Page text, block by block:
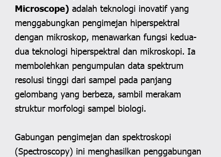
Microscope) adalah teknologi inovatif yang
menggabungkan pengimejan hiperspektral
dengan mikroskop, menawarkan fungsi kedua-
dua teknologi hiperspektral dan mikroskopi. Ia
membolehkan pengumpulan data spektrum
resolusi tinggi dari sampel pada panjang
gelombang yang berbeza, sambil merakam
struktur morfologi sampel biologi.
Gabungan pengimejan dan spektroskopi
(Spectroscopy) ini menghasilkan penggabungan